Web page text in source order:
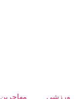
ورزشی مهاجرین